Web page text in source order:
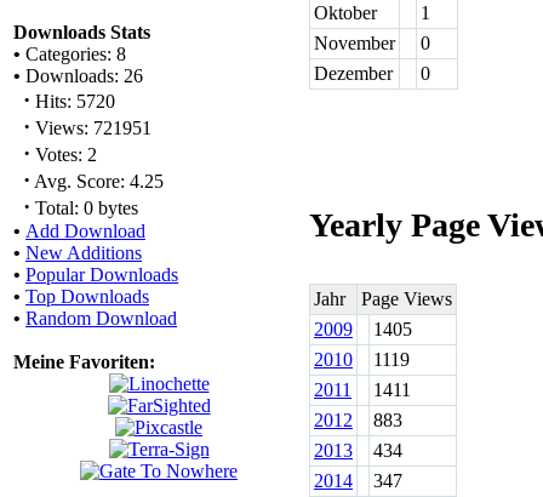
Downloads Stats
• Categories: 8
• Downloads: 26
· Hits: 5720
· Views: 721951
· Votes: 2
· Avg. Score: 4.25
· Total: 0 bytes
• Add Download
• New Additions
• Popular Downloads
• Top Downloads
• Random Download
Meine Favoriten:
Oktober
1
November
0
Dezember
0
Yearly Page
Jahr
Page Views
2009
1405
2010
1119
2011
1411
2012
883
2013
434
2014
347